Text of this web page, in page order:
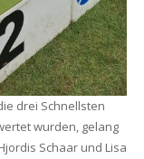
drei Schnellsten
wurden, gelang
Schaar und Lisa